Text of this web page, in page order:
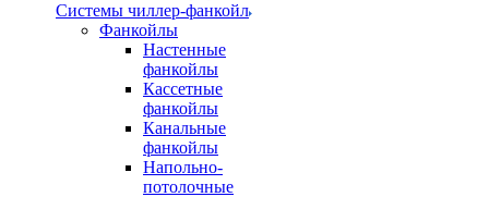
Системы чиллер-фанкойл
Фанкойлы
Настенные
фанкойлы
Кассетные
фанкойлы
Канальные
фанкойлы
Напольно-
потолочные